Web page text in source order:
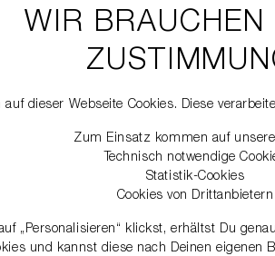
GLITZERMIEDER
299,99 €
NEW
WIR BRAUCHEN
auf dieser Webseite Cookies. Diese
Zum Einsatz kommen auf
Technisch notwendige
Statistik-Cookies
Cookies von Drittanbietern
„Personalisieren“ klickst, erhältst Du
und kannst diese nach Deinen eigenen